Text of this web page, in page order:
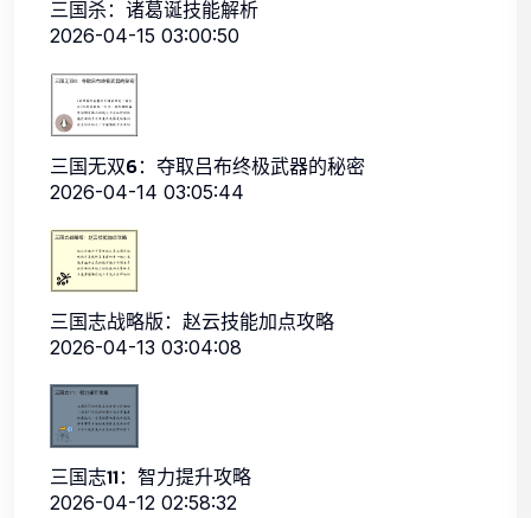
三国杀：诸葛诞技能解析
2026-04-15 03:00:50
三国无双6：夺取吕布终极武器的秘密
2026-04-14 03:05:44
三国志战略版：赵云技能加点攻略
2026-04-13 03:04:08
三国志11：智力提升攻略
2026-04-12 02:58:32